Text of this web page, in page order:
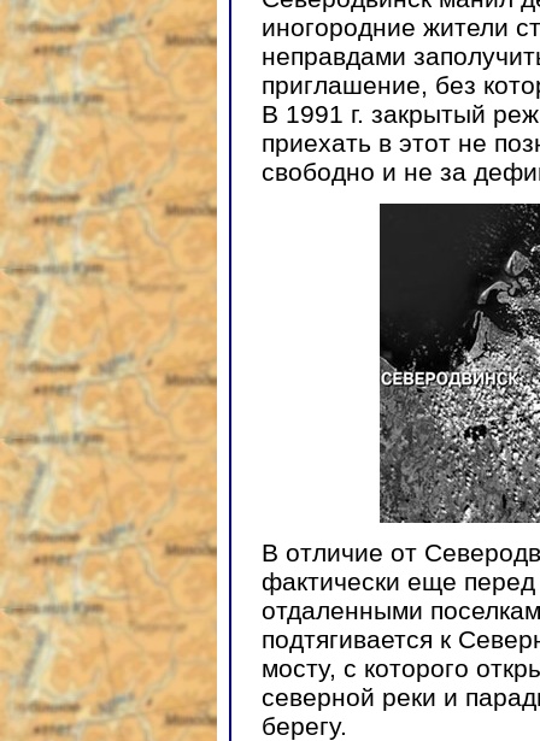
иногородние жители
неправдами
приглашение, без
В 1991 г. закрытый
приехать в этот не
свободно и не за
В отличие от
фактически еще
отдаленными
подтягивается к
мосту, с которого
северной реки и
берегу.